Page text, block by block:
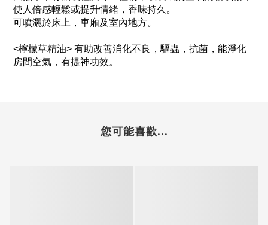
使人倍感輕鬆或提升情緒，香味持久。
可噴灑於床上 ， 車廂及室內地方。
<檸檬草精油> 有助改善消化不良，驅蟲，抗菌，能淨化
房間空氣，有提神功效。
您可能喜歡...